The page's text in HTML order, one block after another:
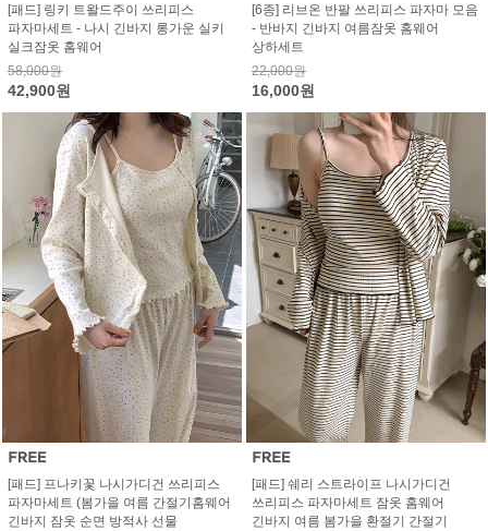
[패드] 링키 트왈드주이 쓰리피스
파자마세트 - 나시 긴바지 롱가운 실키
실크잠옷 홈웨어
58,000원
42,900원
[6종] 리브온 반팔 쓰리피스 파자마 모음
- 반바지 긴바지 여름잠옷 홈웨어
상하세트
22,000원
16,000원
[패드] 프나키꽃 나시가디건 쓰리피스
파자마세트 (봄가을 여름 간절기홈웨어
긴바지 잠옷 순면 방적사 선물
[패드] 쉐리 스트라이프 나시가디건
쓰리피스 파자마세트 잠옷 홈웨어
긴바지 여름 봄가을 환절기 간절기